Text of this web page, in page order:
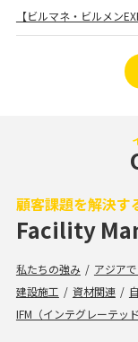
【ビルマネ・ビルメン
顧客課題を解決す
Facility
私たちの強み アジア
建設施工
資材関連
IFM（インテグレーテッ